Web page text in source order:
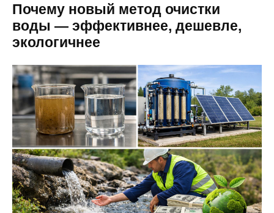
Почему новый метод очистки
воды — эффективнее, дешевле,
экологичнее